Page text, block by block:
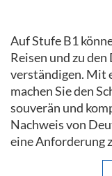
Auf Stufe B1
Reisen und zu
verständigen. Mit
machen Sie den
souverän und
Nachweis von
eine Anforderung